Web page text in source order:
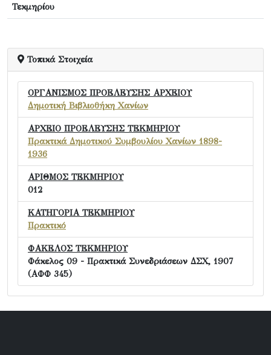
Τεκμηρίου
Τοπικά Στοιχεία
ΟΡΓΑΝΙΣΜΟΣ ΠΡΟΕΛΕΥΣΗΣ ΑΡΧΕΙΟΥ
Δημοτική Βιβλιοθήκη Χανίων
ΑΡΧΕΙΟ ΠΡΟΕΛΕΥΣΗΣ ΤΕΚΜΗΡΙΟΥ
Πρακτικά Δημοτικού Συμβουλίου Χανίων 1898-
1936
ΑΡΙΘΜΟΣ ΤΕΚΜΗΡΙΟΥ
012
ΚΑΤΗΓΟΡΙΑ ΤΕΚΜΗΡΙΟΥ
Πρακτικό
ΦΑΚΕΛΟΣ ΤΕΚΜΗΡΙΟΥ
Φάκελος 09 - Πρακτικά Συνεδριάσεων ΔΣΧ, 1907
(ΑΦΦ 345)